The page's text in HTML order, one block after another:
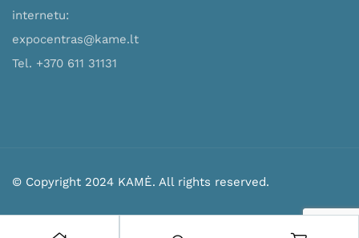
internetu:
expocentras@kame.lt
Tel. +370 611 31131
© Copyright 2024 KAMĖ. All rights reserved.